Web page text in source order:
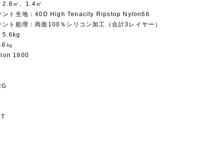
2.8㎡、1.4㎡
ント生地：40D High Tenacity Ripstop Nylon66
ント処理：両面100％シリコン加工（合計3レイヤー）
5.6kg
㎏
1800